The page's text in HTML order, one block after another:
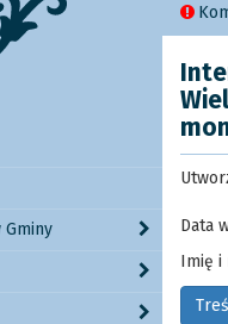
Gminy Data
Imię i